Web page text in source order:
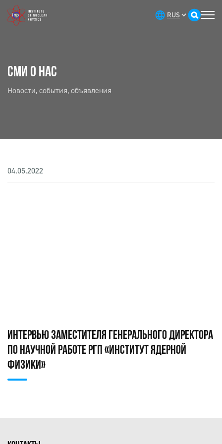
СМИ О НАС
Новости, события, объявления
04.05.2022
ИНТЕРВЬЮ ЗАМЕСТИТЕЛЯ ГЕНЕРАЛЬНОГО ДИРЕКТОРА
ПО НАУЧНОЙ РАБОТЕ РГП «ИНСТИТУТ ЯДЕРНОЙ
ФИЗИКИ»